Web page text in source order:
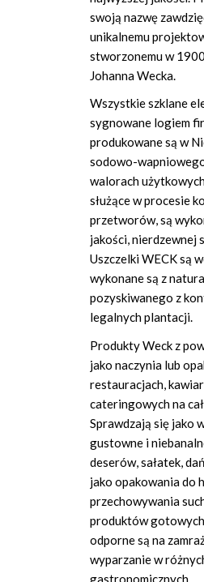
swoją nazwę
unikalnemu
stworzonemu w
Johanna Wecka.
Wszystkie szklane
sygnowane logiem
produkowane są w
sodowo-
walorach
służące w procesie
przetworów, są
jakości, nierdzewnej
Uszczelki WECK są
wykonane są z
pozyskiwanego z
legalnych plantacji.
Produkty Weck z
jako naczynia lub
restauracjach,
cateringowych na
Sprawdzają się jako
gustowne i
deserów, sałatek,
jako opakowania do
przechowywania
produktów
odporne są na
wyparzanie w
gastronomicznych.